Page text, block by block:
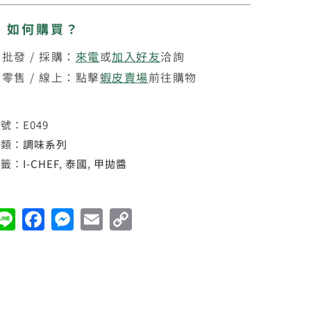
何購買？
發 / 採購： 來電或加入好友洽詢
售 / 線上：點擊蝦皮賣場前往購物
： E049
： 調味系列
： I-CHEF, 泰國, 甲拋醬
LineFacebook
Messenger
Email